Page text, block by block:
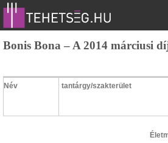
Bonis Bona – A 2014 márciusi
Név tantárgy/szakterület